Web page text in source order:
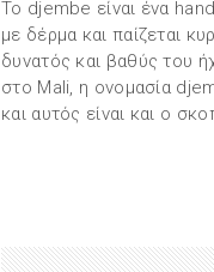
To djembe είναι ένα
με δέρμα και παίζεται
δυνατός και βαθύς του
στο Μali, η ονομασία
και αυτός είναι και ο